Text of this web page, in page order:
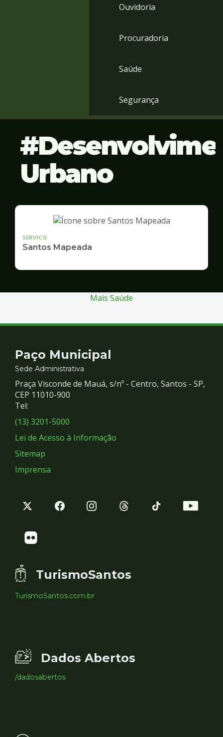
Ouvidoria
Procuradoria
Saúde
Segurança
Urbano
SERVICO
Santos Mapeada
Mais Saúde
Contato
e
Redes
Sociais
Paço Municipal
Sede Administrativa
Praça Visconde de Mauá, s/nº - Centro, Santos - SP,
CEP 11010-900
Tel:
(13) 3201-5000
Lei de Acesso à Informação
Sitemap
Imprensa
TurismoSantos
TurismoSantos.com.br
Dados Abertos
/dadosabertos